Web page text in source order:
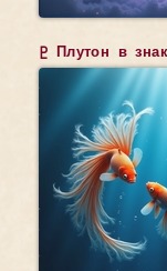
♇ Плутон в